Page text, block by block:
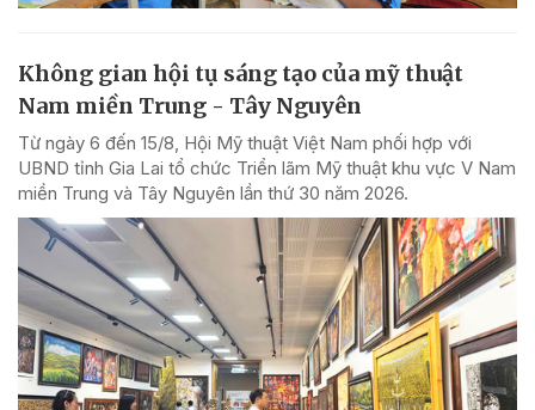
Không gian hội tụ sáng tạo của mỹ thuật
Nam miền Trung - Tây Nguyên
Từ ngày 6 đến 15/8, Hội Mỹ thuật Việt Nam phối hợp với
UBND tỉnh Gia Lai tổ chức Triển lãm Mỹ thuật khu vực V Nam
miền Trung và Tây Nguyên lần thứ 30 năm 2026.